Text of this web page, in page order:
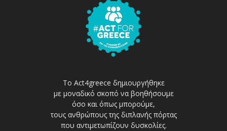
Το Act4greece δημιουργήθηκε
με μοναδικό σκοπό να βοηθήσουμε
όσο και όπως μπορούμε,
τους ανθρώπους της διπλανής πόρτας
που αντιμετωπίζουν δυσκολίες.